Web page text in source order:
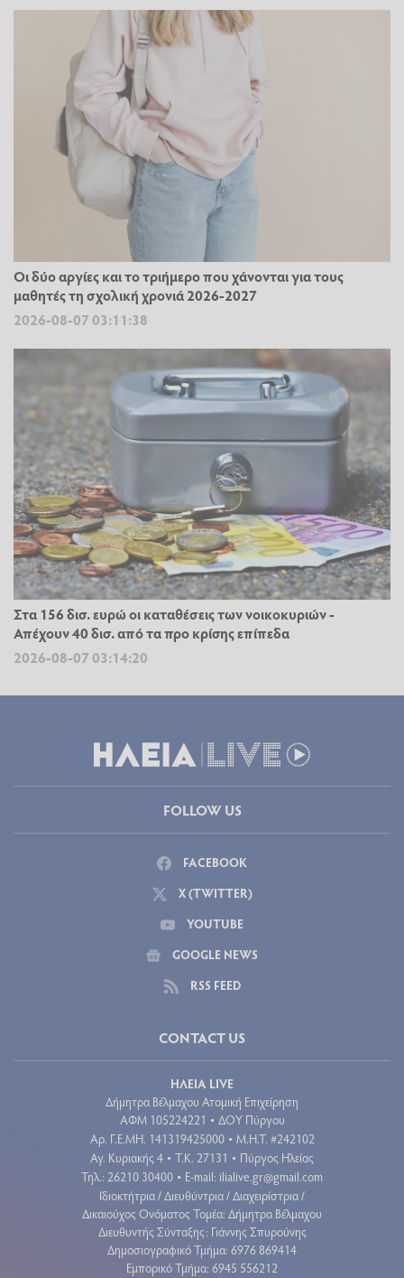
Οι δύο αργίες και το τριήμερο που χάνονται για τους
μαθητές τη σχολική χρονιά 2026-2027
2026-08-07 03:11:38
Στα 156 δισ. ευρώ οι καταθέσεις των νοικοκυριών -
Απέχουν 40 δισ. από τα προ κρίσης επίπεδα
2026-08-07 03:14:20
FOLLOW US
FACEBOOK
X (TWITTER)
YOUTUBE
GOOGLE NEWS
RSS FEED
CONTACT US
ΗΛΕΙΑ LIVE
Δήμητρα Βέλμαχου Ατομική Επιχείρηση
ΑΦΜ 105224221 • ΔΟΥ Πύργου
Aρ. Γ.Ε.ΜΗ. 141319425000 • Μ.Η.Τ. #242102
Αγ. Κυριακής 4 • Τ.Κ. 27131 • Πύργος Ηλείας
Τηλ.: 26210 30400 • E-mail: ilialive.gr@gmail.com
Ιδιοκτήτρια / Διευθύντρια / Διαχειρίστρια /
Δικαιούχος Ονόματος Τομέα: Δήμητρα Βέλμαχου
Διευθυντής Σύνταξης: Γιάννης Σπυρούνης
Δημοσιογραφικό Τμήμα: 6976 869414
Εμπορικό Τμήμα: 6945 556212